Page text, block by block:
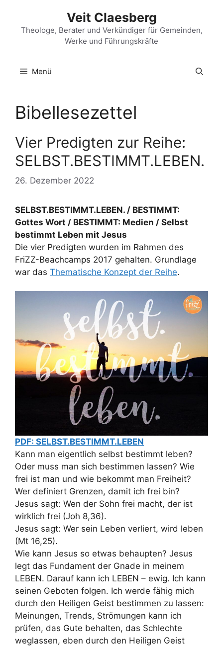
springen
Veit Claesberg
Theologe, Berater und Verkündiger für Gemeinden,
Werke und Führungskräfte
Menü
Bibellesezettel
Vier Predigten zur Reihe:
SELBST.BESTIMMT.LEBEN.
26. Dezember 2022
SELBST.BESTIMMT.LEBEN. / BESTIMMT:
Gottes Wort / BESTIMMT: Medien / Selbst
bestimmt Leben mit Jesus
Die vier Predigten wurden im Rahmen des
FriZZ-Beachcamps 2017 gehalten. Grundlage
war das Thematische Konzept der Reihe.
PDF: SELBST.BESTIMMT.LEBEN
Kann man eigentlich selbst bestimmt leben?
Oder muss man sich bestimmen lassen? Wie
frei ist man und wie bekommt man Freiheit?
Wer definiert Grenzen, damit ich frei bin?
Jesus sagt: Wen der Sohn frei macht, der ist
wirklich frei (Joh 8,36).
Jesus sagt: Wer sein Leben verliert, wird leben
(Mt 16,25).
Wie kann Jesus so etwas behaupten? Jesus
legt das Fundament der Gnade in meinem
LEBEN. Darauf kann ich LEBEN – ewig. Ich kann
seinen Geboten folgen. Ich werde fähig mich
durch den Heiligen Geist bestimmen zu lassen:
Meinungen, Trends, Strömungen kann ich
prüfen, das Gute behalten, das Schlechte
weglassen, eben durch den Heiligen Geist